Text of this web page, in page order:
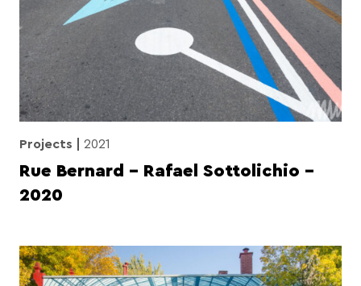
Projects 2021
Rue Bernard – Rafael Sottolichio –
2020